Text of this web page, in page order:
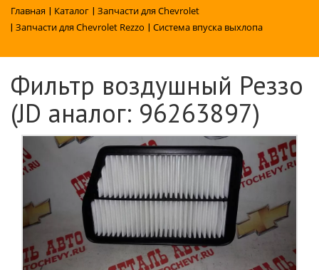
Главная | Каталог | Запчасти для Chevrolet
| Запчасти для Chevrolet Rezzo | Система впуска выхлопа
Фильтр воздушный Реззо
(JD аналог: 96263897)